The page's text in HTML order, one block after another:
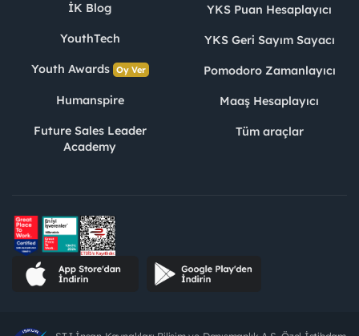
İK Blog
YouthTech
Youth Awards Oy Ver
Humanspire
Future Sales Leader
Academy
YKS Puan Hesaplayıcı
YKS Geri Sayım Sayacı
Pomodoro Zamanlayıcı
Maaş Hesaplayıcı
Tüm araçlar